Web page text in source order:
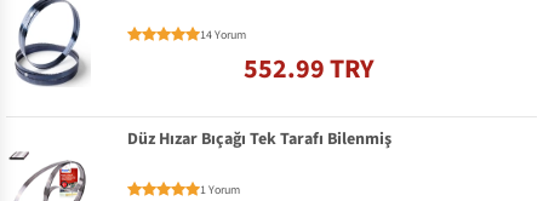
14 Yorum
552.99 TRY
Düz Hızar Bıçağı Tek Tarafı Bilenmiş
1 Yorum